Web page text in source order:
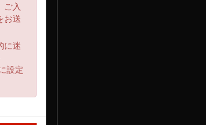
ご入
お送
に迷
設定